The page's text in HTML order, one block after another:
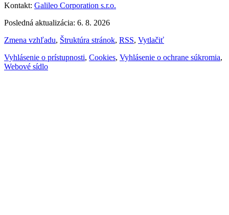
Kontakt: Galileo Corporation s.r.o.
Posledná aktualizácia: 6. 8. 2026
Zmena vzhľadu, Štruktúra stránok, RSS, Vytlačiť
Vyhlásenie o prístupnosti, Cookies, Vyhlásenie o ochrane súkromia,
Webové sídlo